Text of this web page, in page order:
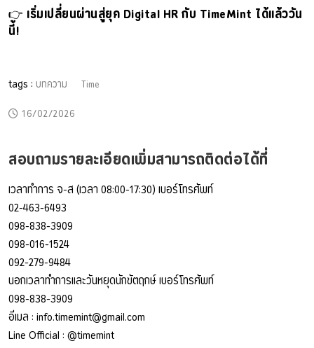
👉 เริ่มเปลี่ยนผ่านสู่ยุค Digital HR กับ TimeMint ได้แล้ววัน
นี้!
tags : บทความ
Time
16/02/2026
สอบถามรายละเอียดเพิ่มสามารถติดต่อได้ที่
เวลาทำการ จ-ส (เวลา 08:00-17:30) เบอร์โทรศัพท์
02-463-6493
098-838-3909
098-016-1524
092-279-9484
นอกเวลาทำการและวันหยุดนักขัตฤกษ์ เบอร์โทรศัพท์
098-838-3909
อีเมล :info.timemint@gmail.com
Line Official :@timemint